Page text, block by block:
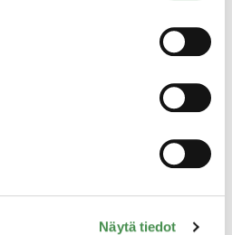
Näytä tiedot
mukana olleita
edustajia